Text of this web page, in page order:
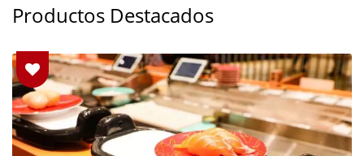
Productos Destacados